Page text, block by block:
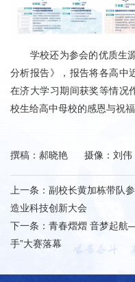
学校还为参会的优质生
分析报告》，报告将各高中
在济大学习期间获奖等情况
校生给高中母校的感恩与祝福
撰稿：郝晓艳 摄像：刘
上一条： 副校长黄加栋带队
造业科技创新大会
下一条： 青春熠熠 音梦起航
手”大赛落幕